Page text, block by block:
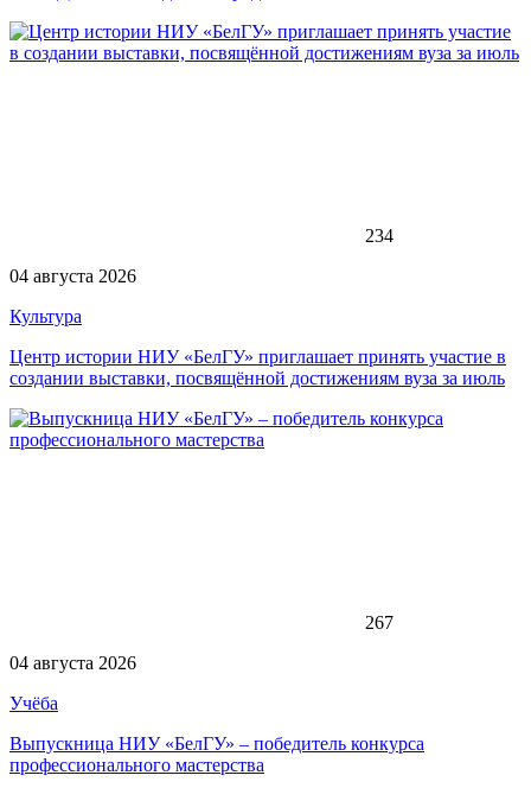
234
04 августа 2026
Культура
Центр истории НИУ «БелГУ» приглашает принять участие в
создании выставки, посвящённой достижениям вуза за июль
267
04 августа 2026
Учёба
Выпускница НИУ «БелГУ» – победитель конкурса
профессионального мастерства